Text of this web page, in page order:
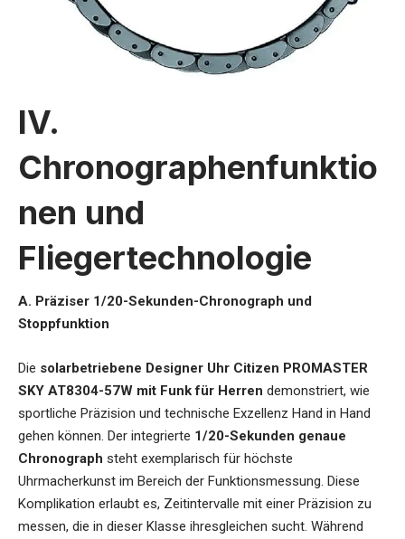
IV.
Chronographenfunktio
nen und
Fliegertechnologie
A. Präziser 1/20-Sekunden-Chronograph und
Stoppfunktion
Die solarbetriebene Designer Uhr Citizen PROMASTER
SKY AT8304-57W mit Funk für Herren demonstriert, wie
sportliche Präzision und technische Exzellenz Hand in Hand
gehen können. Der integrierte 1/20-Sekunden genaue
Chronograph steht exemplarisch für höchste
Uhrmacherkunst im Bereich der Funktionsmessung. Diese
Komplikation erlaubt es, Zeitintervalle mit einer Präzision zu
messen, die in dieser Klasse ihresgleichen sucht. Während